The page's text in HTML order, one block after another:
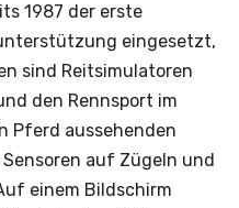
1987 der erste
eingesetzt,
sind Reitsimulatoren
den Rennsport im
Pferd aussehenden
auf Zügeln und
einem Bildschirm